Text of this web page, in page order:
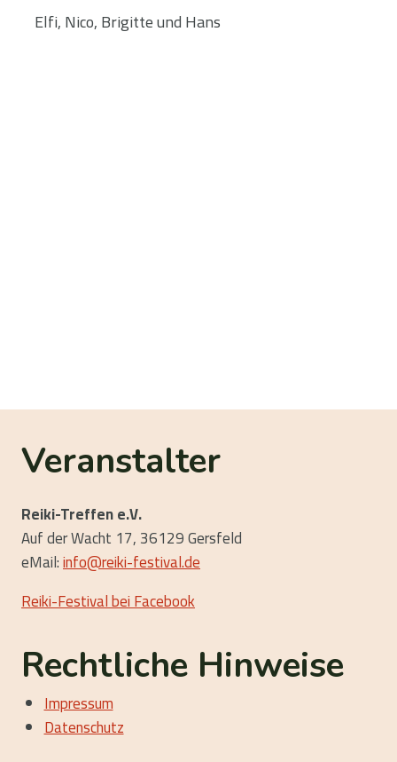
Elfi, Nico, Brigitte und Hans
Veranstalter
Reiki-Treffen e.V.
Auf der Wacht 17, 36129 Gersfeld
eMail:info@reiki-festival.de
Reiki-Festival bei Facebook
Rechtliche Hinweise
Impressum
Datenschutz